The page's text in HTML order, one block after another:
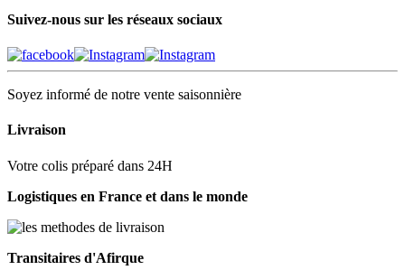
Suivez-nous sur les réseaux sociaux
Soyez informé de notre vente saisonnière
Livraison
Votre colis préparé dans 24H
Logistiques en France et dans le monde
Transitaires d'Afirque